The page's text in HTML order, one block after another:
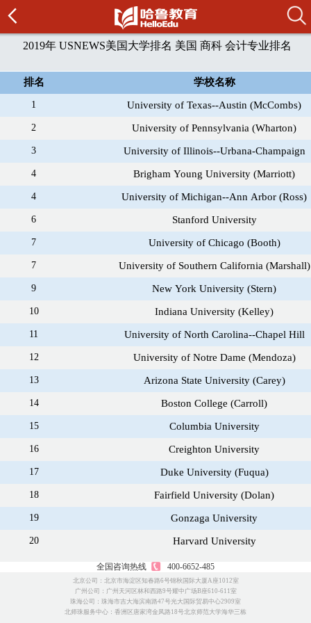
2019年 USNEWS美国大学排名 美国 商科 会计专业排名
排名 学校名称
1 University of Texas--Austin (McCombs)
2 University of Pennsylvania (Wharton)
3 University of Illinois--Urbana-Champaign
4 Brigham Young University (Marriott)
4 University of Michigan--Ann Arbor (Ross)
6 Stanford University
7 University of Chicago (Booth)
7 University of Southern California (Marshall)
9 New York University (Stern)
10 Indiana University (Kelley)
11 University of North Carolina--Chapel Hill
12 University of Notre Dame (Mendoza)
13 Arizona State University (Carey)
14 Boston College (Carroll)
15 Columbia University
16 Creighton University
17 Duke University (Fuqua)
18 Fairfield University (Dolan)
19 Gonzaga University
20 Harvard University
全国咨询热线 400-6652-485
北京公司：北京市海淀区知春路6号锦秋国际大厦A座1012室
广州公司：广州天河区林和西路9号耀中广场B座610-611室
珠海公司：珠海市吉大海滨南路47号光大国际贸易中心2909室
北师珠服务中心：香洲区唐家湾金凤路18号北京师范大学海华三栋